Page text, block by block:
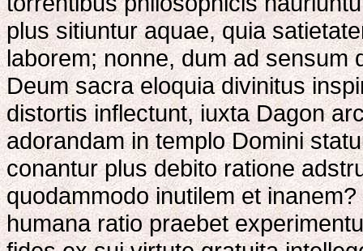
plus sitiuntur aquae, quia
laborem; nonne, dum ad sensum
Deum sacra eloquia divinitus
distortis inflectunt, iuxta Dagon
adorandam in templo Domini
conantur plus debito ratione
quodammodo inutilem et
humana ratio praebet